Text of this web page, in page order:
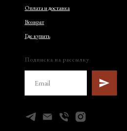
Оплата и доставка
Возврат
Где купить
Подписка на рассылку